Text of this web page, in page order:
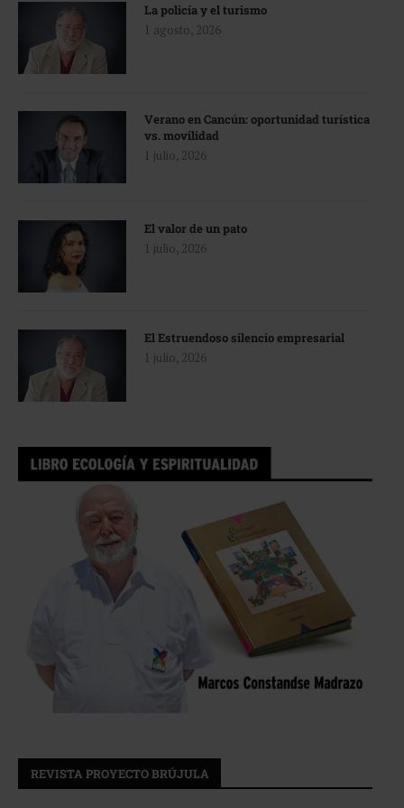
La policía y el turismo
1 agosto, 2026
Verano en Cancún: oportunidad turística
vs. movilidad
1 julio, 2026
El valor de un pato
1 julio, 2026
El Estruendoso silencio empresarial
1 julio, 2026
REVISTA PROYECTO BRÚJULA